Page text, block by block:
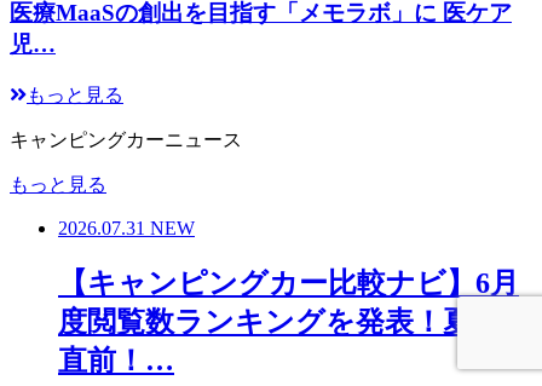
医療MaaSの創出を目指す「メモラボ」に 医ケア
児…
もっと見る
キャンピングカーニュース
もっと見る
2026.07.31 NEW
【キャンピングカー比較ナビ】6月
度閲覧数ランキングを発表！夏本番
直前！…